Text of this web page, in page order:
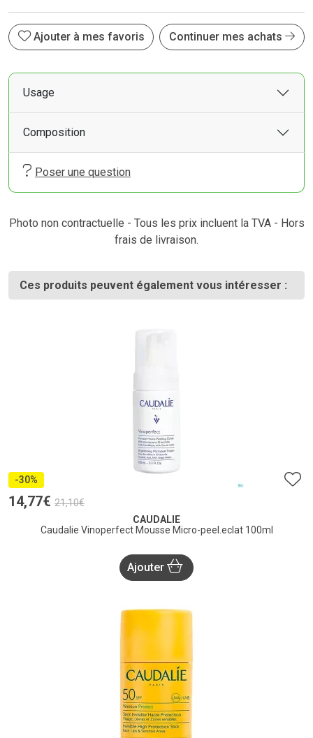
Ajouter à mes favoris Continuer mes achats
Usage
Composition
Poser une question
Photo non contractuelle - Tous les prix incluent la TVA - Hors
frais de livraison.
Ces produits peuvent également vous intéresser :
-30%
14,77€ 21,10€
CAUDALIE
Caudalie Vinoperfect Mousse Micro-peel.eclat 100ml
Ajouter